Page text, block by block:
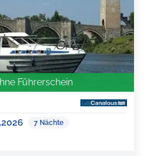
Führerschein
7 Nächte